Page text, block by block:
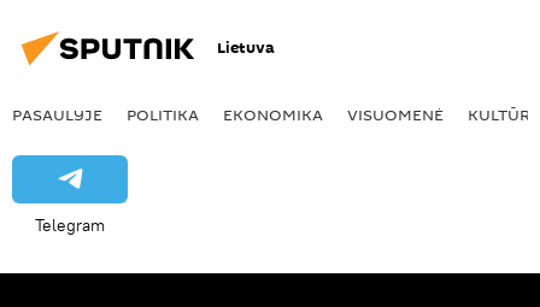
Lietuva
PASAULYJE POLITIKA EKONOMIKA VISUOMENĖ KULTŪRA
Telegram